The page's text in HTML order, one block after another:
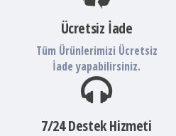
Ücretsiz İade
Tüm Ürünlerimizi Ücretsiz
İade yapabilirsiniz.
7/24 Destek Hizmeti